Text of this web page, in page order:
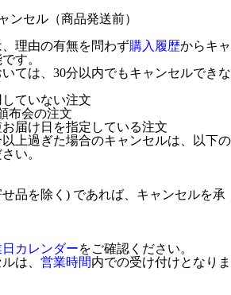
ンセル（商品発送前）
理由の有無を問わず購入履歴からキャ
す。
ては、30分以内でもキャンセルできな
していない注文
布会の注文
お届け日を指定している注文
上過ぎた場合のキャンセルは、以下の
い。
せ品を除く) であれば、キャンセルを承
カレンダーをご確認ください。
は、 営業時間内での受け付けとなりま